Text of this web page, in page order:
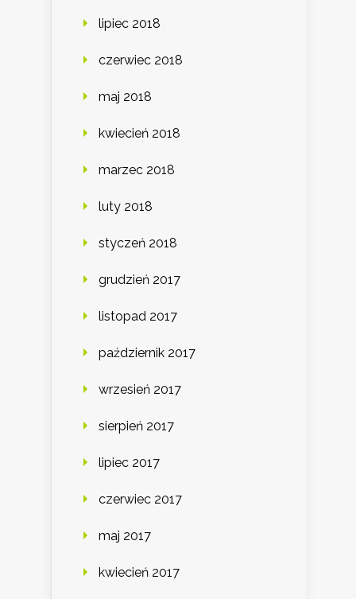
lipiec 2018
czerwiec 2018
maj 2018
kwiecień 2018
marzec 2018
luty 2018
styczeń 2018
grudzień 2017
listopad 2017
październik 2017
wrzesień 2017
sierpień 2017
lipiec 2017
czerwiec 2017
maj 2017
kwiecień 2017